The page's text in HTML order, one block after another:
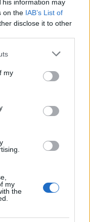
information may
on the IAB’s List of
disclose it to other
one or more Google
You may click to
third-party tags to
in below Google
my
my
the